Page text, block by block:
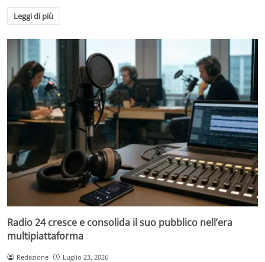
Leggi di più
Radio 24 cresce e consolida il suo pubblico nell’era
multipiattaforma
Redazione Luglio 23, 2026